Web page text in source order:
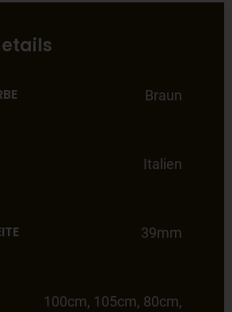
Braun
Italien
39mm
100cm, 105cm, 80cm,